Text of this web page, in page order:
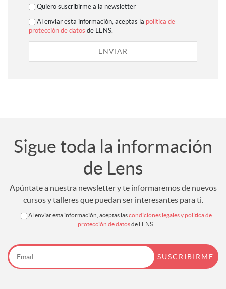
Quiero suscribirme a la newsletter
Al enviar esta información, aceptas la política de
protección de datos de LENS.
Sigue toda la información
de Lens
Apúntate a nuestra newsletter y te informaremos de nuevos
cursos y talleres que puedan ser interesantes para ti.
Al enviar esta información, aceptas lascondiciones legales y política de
protección de datosde LENS.